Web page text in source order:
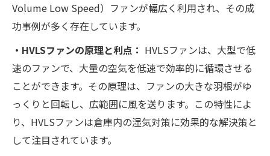
Volume Low Speed）ファンが幅広く利用され、その成
功事例が多く存在しています。
・HVLSファンの原理と利点： HVLSファンは、大型で低
速のファンで、大量の空気を低速で効率的に循環させる
ことができます。その原理は、ファンの大きな羽根がゆ
っくりと回転し、広範囲に風を送ります。この特性によ
り、HVLSファンは倉庫内の湿気対策に効果的な解決策と
して注目されています。